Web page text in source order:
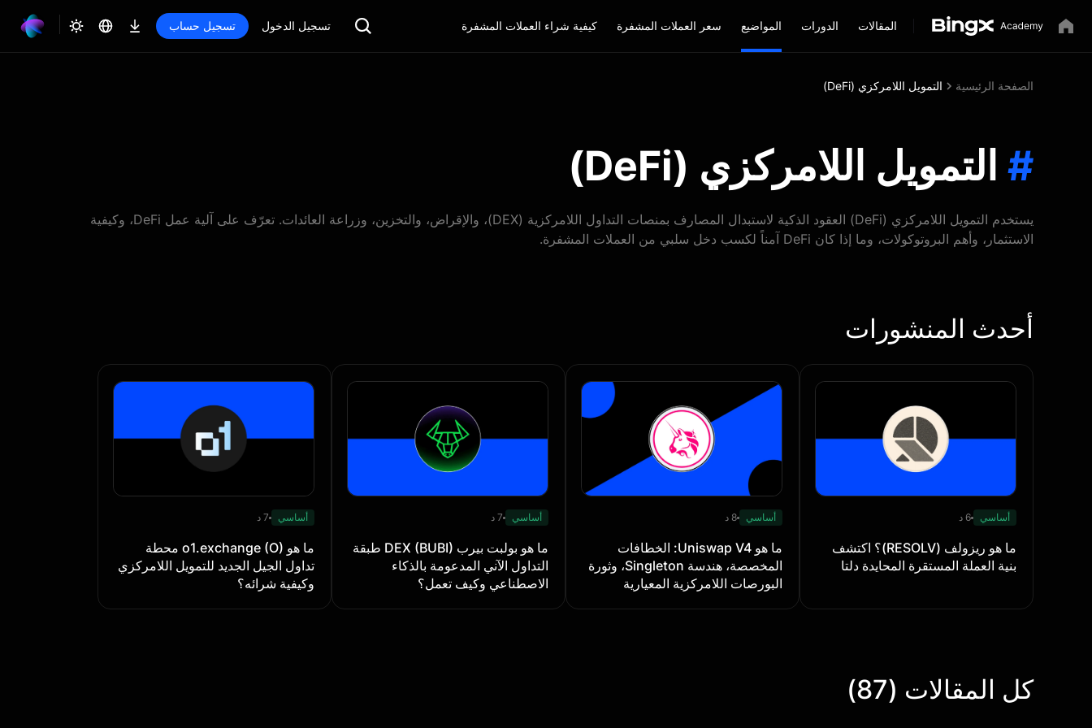
المقالات الدورات المواضيع سعر العملات المشفرة كيفية شراء العملات المشفرة تسجيل الدخول تسجيل حساب
الصفحة الرئيسية التمويل اللامركزي (DeFi)
# التمويل اللامركزي (DeFi)
يستخدم التمويل اللامركزي (DeFi) العقود الذكية لاستبدال المصارف بمنصات التداول اللامركزية (DEX)، والإقراض، والتخزين، وزراعة العائدات. تعرّف على آلية عمل DeFi، وكيفية
الاستثمار، وأهم البروتوكولات، وما إذا كان DeFi آمناً لكسب دخل سلبي من العملات المشفرة.
أحدث المنشورات
أساسي 6 د
ما هو ريزولف (RESOLV)؟ اكتشف
بنية العملة المستقرة المحايدة دلتا
أساسي 8 د
ما هو Uniswap V4: الخطافات
المخصصة، هندسة Singleton، وثورة
البورصات اللامركزية المعيارية
أساسي 7 د
ما هو بولبت بيرب DEX (BUBI) طبقة
التداول الآني المدعومة بالذكاء
الاصطناعي وكيف تعمل؟
أساسي 7 د
ما هو o1.exchange (O) محطة
تداول الجيل الجديد للتمويل اللامركزي
وكيفية شرائه؟
كل المقالات (87)